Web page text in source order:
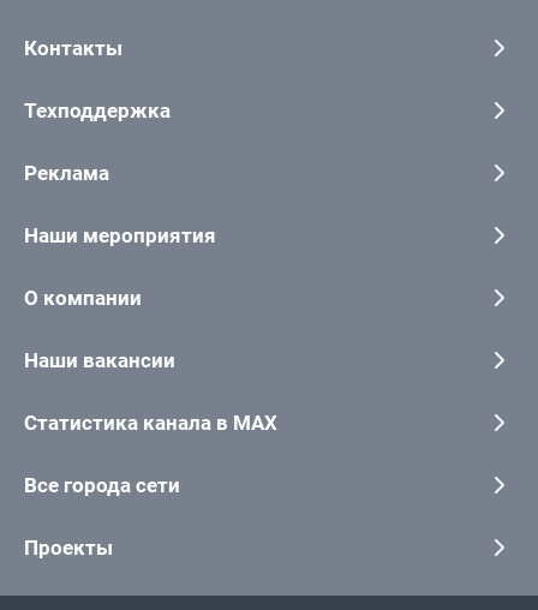
Контакты
Техподдержка
Реклама
Наши мероприятия
О компании
Наши вакансии
Статистика канала в MAX
Все города сети
Проекты